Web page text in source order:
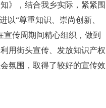
》，结合我乡实际，紧紧围
以“尊重知识、崇尚创新、
传周期间精心组织，做到
用街头宣传、发放知识产权
氛围，取得了较好的宣传效